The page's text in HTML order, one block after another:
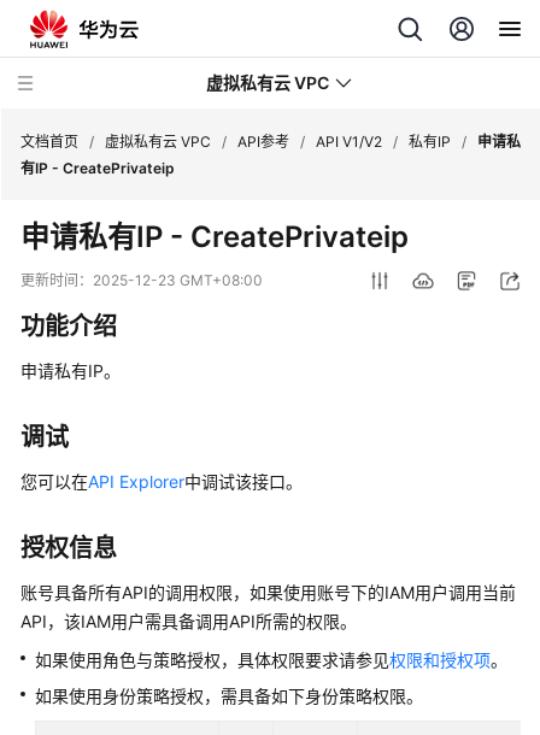
虚拟私有云 VPC
最
新
动
品
绍
快
入
用
户
指
南
文档首页 / 虚拟私有云 VPC / API参考 / API V1/V2 / 私有IP /
申请私
有IP - CreatePrivateip
申请私有IP - CreatePrivateip
更新时间： 2025-12-23 GMT+08:00
功能介绍
申请私有IP。
调试
您可以在API Explorer中调试该接口。
授权信息
账号具备所有API的调用权限，如果使用账号下的IAM用户调用当前
API，该IAM用户需具备调用API所需的权限。
如果使用角色与策略授权，具体权限要求请参见权限和授权项。
如果使用身份策略授权，需具备如下身份策略权限。